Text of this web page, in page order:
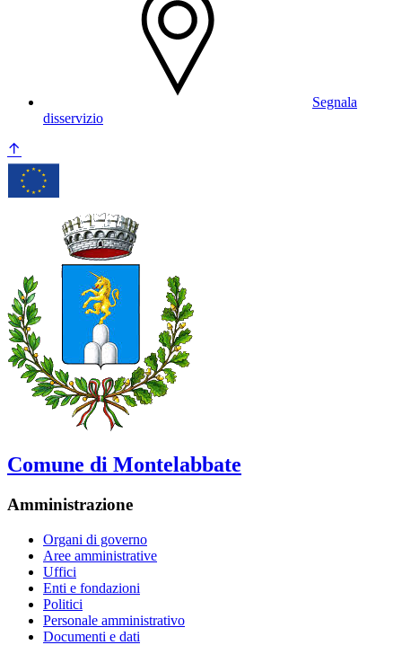
Segnala
disservizio
Comune di Montelabbate
Amministrazione
Organi di governo
Aree amministrative
Uffici
Enti e fondazioni
Politici
Personale amministrativo
Documenti e dati